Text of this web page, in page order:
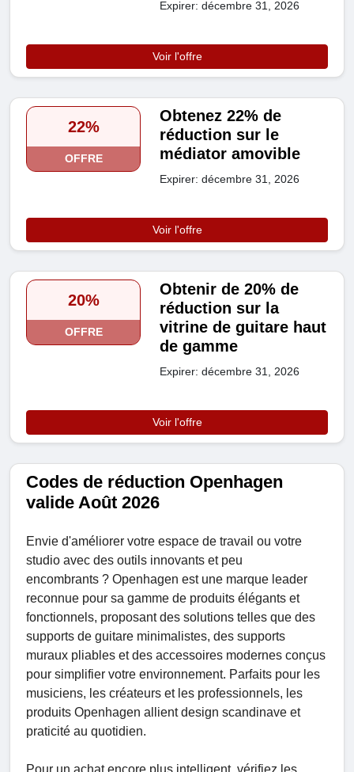
Expirer: décembre 31, 2026
Voir l'offre
22%
OFFRE
Obtenez 22% de
réduction sur le
médiator amovible
Expirer: décembre 31, 2026
Voir l'offre
20%
OFFRE
Obtenir de 20% de
réduction sur la
vitrine de guitare haut
de gamme
Expirer: décembre 31, 2026
Voir l'offre
Codes de réduction Openhagen
valide Août 2026
Envie d'améliorer votre espace de travail ou votre
studio avec des outils innovants et peu
encombrants ? Openhagen est une marque leader
reconnue pour sa gamme de produits élégants et
fonctionnels, proposant des solutions telles que des
supports de guitare minimalistes, des supports
muraux pliables et des accessoires modernes conçus
pour simplifier votre environnement. Parfaits pour les
musiciens, les créateurs et les professionnels, les
produits Openhagen allient design scandinave et
praticité au quotidien.